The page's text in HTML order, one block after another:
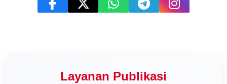
Layanan Publikasi